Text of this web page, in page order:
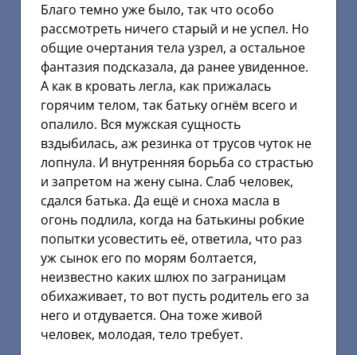
Благо темно уже было, так что особо
рассмотреть ничего старый и не успел. Но
общие очертания тела узрел, а остальное
фантазия подсказала, да ранее увиденное.
А как в кровать легла, как прижалась
горячим телом, так батьку огнём всего и
опалило. Вся мужская сущность
вздыбилась, аж резинка от трусов чуток не
лопнула. И внутренняя борьба со страстью
и запретом на жену сына. Слаб человек,
сдался батька. Да ещё и сноха масла в
огонь подлила, когда на батькины робкие
попытки усовестить её, ответила, что раз
уж сынок его по морям болтается,
неизвестно каких шлюх по заграницам
обихаживает, то вот пусть родитель его за
него и отдувается. Она тоже живой
человек, молодая, тело требует.